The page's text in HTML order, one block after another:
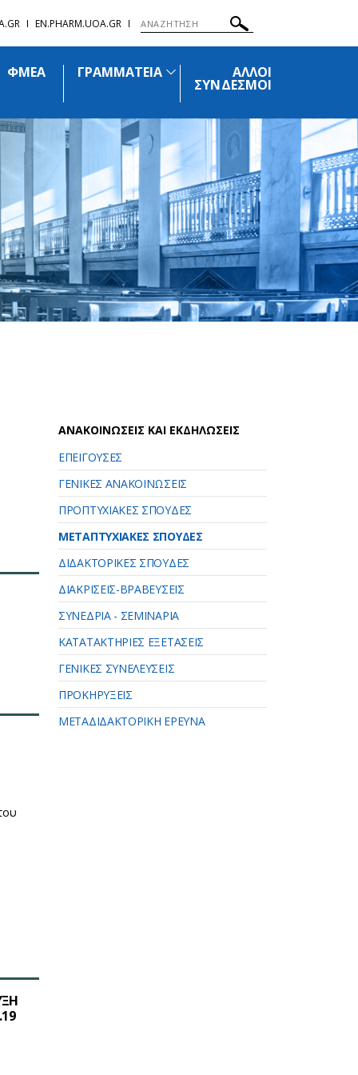
EN.PHARM.UOA.GR
ΦΜΕΑ ΓΡΑΜΜΑΤΕΙΑ ΑΛΛΟΙ
ΣΥΝΔΕΣΜΟΙ
ΑΝΑΚΟΙΝΩΣΕΙΣ ΚΑΙ ΕΚΔΗΛΩΣΕΙΣ
ΕΠΕΙΓΟΥΣΕΣ
ΓΕΝΙΚΕΣ ΑΝΑΚΟΙΝΩΣΕΙΣ
ΠΡΟΠΤΥΧΙΑΚΕΣ ΣΠΟΥΔΕΣ
ΜΕΤΑΠΤΥΧΙΑΚΕΣ ΣΠΟΥΔΕΣ
ΔΙΔΑΚΤΟΡΙΚΕΣ ΣΠΟΥΔΕΣ
ΔΙΑΚΡΙΣΕΙΣ-ΒΡΑΒΕΥΣΕΙΣ
ΣΥΝΕΔΡΙΑ - ΣΕΜΙΝΑΡΙΑ
ΚΑΤΑΤΑΚΤΗΡΙΕΣ ΕΞΕΤΑΣΕΙΣ
ΓΕΝΙΚΕΣ ΣΥΝΕΛΕΥΣΕΙΣ
ΠΡΟΚΗΡΥΞΕΙΣ
ΜΕΤΑΔΙΔΑΚΤΟΡΙΚΗ ΕΡΕΥΝΑ